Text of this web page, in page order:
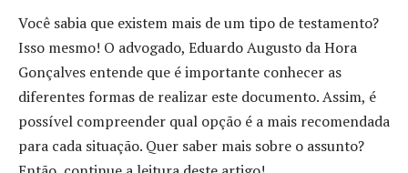
Você sabia que existem mais de um tipo de testamento?
Isso mesmo! O advogado, Eduardo Augusto da Hora
Gonçalves entende que é importante conhecer as
diferentes formas de realizar este documento. Assim, é
possível compreender qual opção é a mais recomendada
para cada situação. Quer saber mais sobre o assunto?